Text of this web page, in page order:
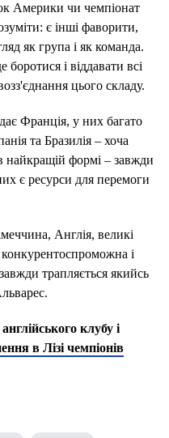
Америки чи чемпіонат
є інші фаворити,
як група і як команда.
і віддавати всі
цього складу.
Франція, у них багато
та Бразилія – хоча
найкращій формі – завжди
є ресурси для перемоги
Англія, великі
і
трапляється якийсь
клубу і
в Лізі чемпіонів